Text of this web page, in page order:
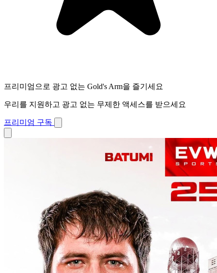
프리미엄으로 광고 없는 Gold's Arm을 즐기세요
우리를 지원하고 광고 없는 무제한 액세스를 받으세요
프리미엄 구독